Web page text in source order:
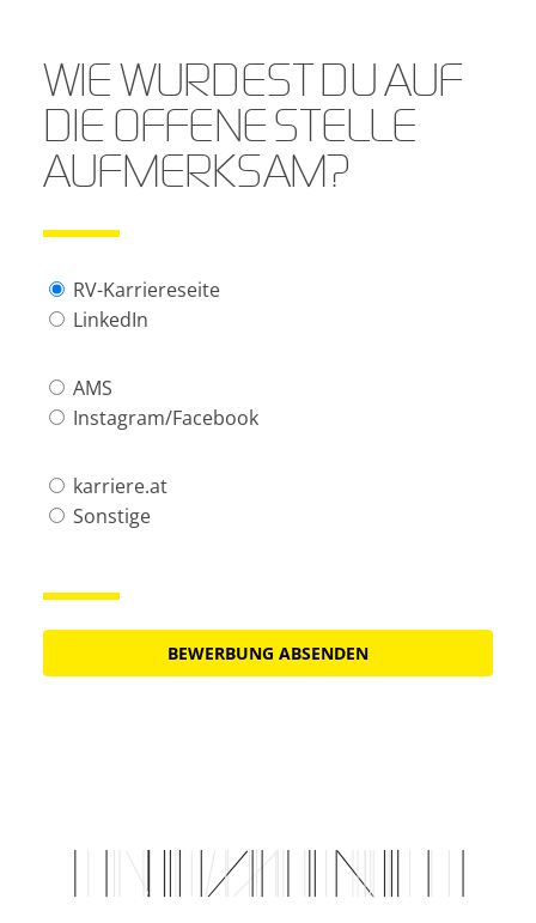
WIE WURDEST DU AUF
DIE OFFENE STELLE
AUFMERKSAM?
RV-Karriereseite
LinkedIn
AMS
Instagram/Facebook
karriere.at
Sonstige